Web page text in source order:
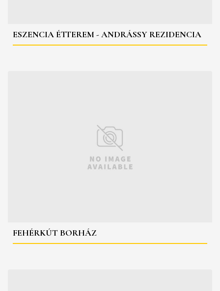
ESZENCIA ÉTTEREM - ANDRÁSSY REZIDENCIA
FEHÉRKÚT BORHÁZ